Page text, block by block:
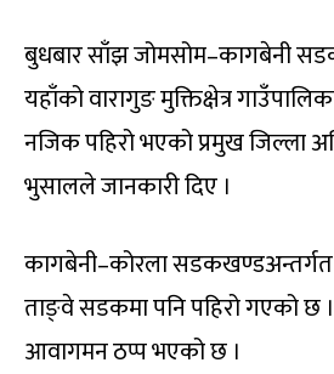
बुधबार साँझ जोमसोम–कागबेनी
यहाँको वारागुङ मुक्तिक्षेत्र
नजिक पहिरो भएको प्रमुख जिल्ला
भुसालले जानकारी दिए ।
कागबेनी–कोरला सडकखण्डअन्तर्गत
ताङ्वे सडकमा पनि पहिरो गएको छ
आवागमन ठप्प भएको छ ।